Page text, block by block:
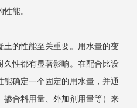
能。
的性能至关重要。用水量的变
久性都有显著影响。在配合比设
确定一个固定的用水量，并通
掺合料用量、外加剂用量等）来